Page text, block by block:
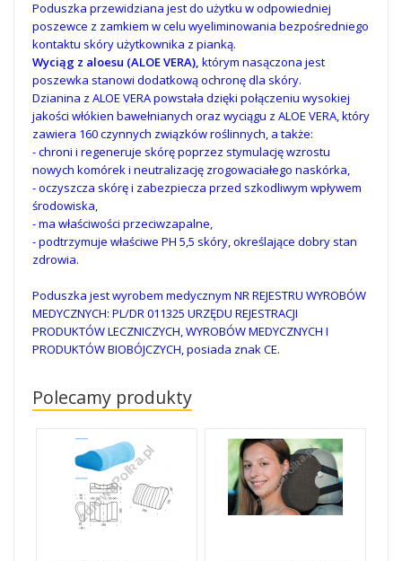
Poduszka przewidziana jest do użytku w odpowiedniej
poszewce z zamkiem w celu wyeliminowania bezpośredniego
kontaktu skóry użytkownika z pianką.
Wyciąg z aloesu (ALOE VERA), którym nasączona jest
poszewka stanowi dodatkową ochronę dla skóry.
Dzianina z ALOE VERA powstała dzięki połączeniu wysokiej
jakości włókien bawełnianych oraz wyciągu z ALOE VERA, który
zawiera 160 czynnych związków roślinnych, a także:
- chroni i regeneruje skórę poprzez stymulację wzrostu
nowych komórek i neutralizację zrogowaciałego naskórka,
- oczyszcza skórę i zabezpiecza przed szkodliwym wpływem
środowiska,
- ma właściwości przeciwzapalne,
- podtrzymuje właściwe PH 5,5 skóry, określające dobry stan
zdrowia.
Poduszka jest wyrobem medycznym NR REJESTRU WYROBÓW
MEDYCZNYCH: PL/DR 011325 URZĘDU REJESTRACJI
PRODUKTÓW LECZNICZYCH, WYROBÓW MEDYCZNYCH I
PRODUKTÓW BIOBÓJCZYCH, posiada znak CE.
Polecamy produkty